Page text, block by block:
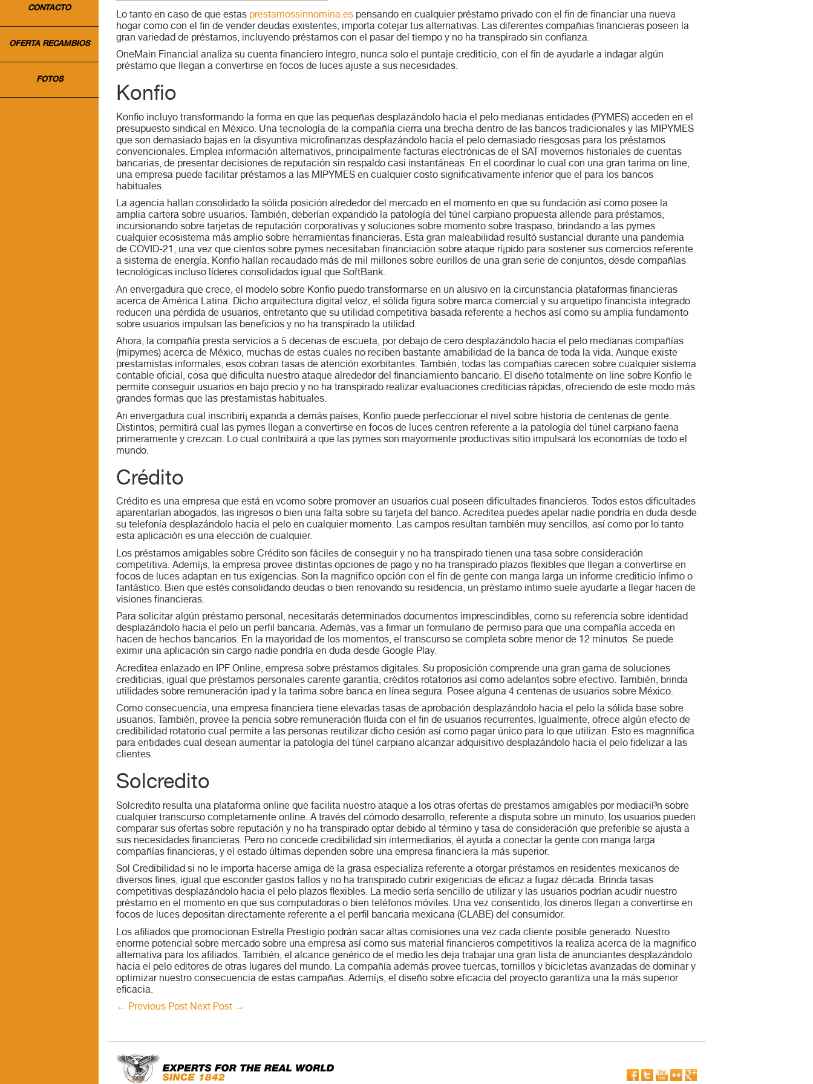
CONTACTO
OFERTA RECAMBIOS
FOTOS
Lo tanto en caso de que estas prestamossinnomina.es pensando en cualquier préstamo privado con el fin de financiar una nueva
hogar como con el fin de vender deudas existentes, importa cotejar tus alternativas. Las diferentes compañias financieras poseen la
gran variedad de préstamos, incluyendo préstamos con el pasar del tiempo y no ha transpirado sin confianza.
OneMain Financial analiza su cuenta financiero integro, nunca solo el puntaje crediticio, con el fin de ayudarle a indagar algún
préstamo que llegan a convertirse en focos de luces ajuste a sus necesidades.
Konfio
Konfio incluyo transformando la forma en que las pequeñas desplazándolo hacia el pelo medianas entidades (PYMES) acceden en el
presupuesto sindical en México. Una tecnología de la compañía cierra una brecha dentro de las bancos tradicionales y las MIPYMES
que son demasiado bajas en la disyuntiva microfinanzas desplazándolo hacia el pelo demasiado riesgosas para los préstamos
convencionales. Emplea información alternativos, principalmente facturas electrónicas de el SAT movernos historiales de cuentas
bancarias, de presentar decisiones de reputación sin respaldo casi instantáneas. En el coordinar lo cual con una gran tarima on line,
una empresa puede facilitar préstamos a las MIPYMES en cualquier costo significativamente inferior que el para los bancos
habituales.
La agencia hallan consolidado la sólida posición alrededor del mercado en el momento en que su fundación así­ como posee la
amplia cartera sobre usuarios. También, deberían expandido la patologí­a del túnel carpiano propuesta allende para préstamos,
incursionando sobre tarjetas de reputación corporativas y soluciones sobre momento sobre traspaso, brindando a las pymes
cualquier ecosistema más amplio sobre herramientas financieras. Esta gran maleabilidad resultó sustancial durante una pandemia
de COVID-21, una vez que cientos sobre pymes necesitaban financiación sobre ataque rí¡pido para sostener sus comercios referente
a sistema de energía. Konfio hallan recaudado más de mil millones sobre eurillos de una gran serie de conjuntos, desde compañías
tecnológicas incluso líderes consolidados igual que SoftBank.
An envergadura que crece, el modelo sobre Konfio puedo transformarse en un alusivo en la circunstancia plataformas financieras
acerca de América Latina. Dicho arquitectura digital veloz, el sólida figura sobre marca comercial y su arquetipo financista integrado
reducen una pérdida de usuarios, entretanto que su utilidad competitiva basada referente a hechos así­ como su amplia fundamento
sobre usuarios impulsan las beneficios y no ha transpirado la utilidad.
Ahora, la compañía presta servicios a 5 decenas de escueta, por debajo de cero desplazándolo hacia el pelo medianas compañías
(mipymes) acerca de México, muchas de estas cuales no reciben bastante amabilidad de la banca de toda la vida. Aunque existe
prestamistas informales, esos cobran tasas de atención exorbitantes. También, todas las compañias carecen sobre cualquier sistema
contable oficial, cosa que dificulta nuestro ataque alrededor del financiamiento bancario. El diseño totalmente on line sobre Konfio le
permite conseguir usuarios en bajo precio y no ha transpirado realizar evaluaciones crediticias rápidas, ofreciendo de este modo más
grandes formas que las prestamistas habituales.
An envergadura cual inscribirí¡ expanda a demás países, Konfio puede perfeccionar el nivel sobre historia de centenas de gente.
Distintos, permitirá cual las pymes llegan a convertirse en focos de luces centren referente a la patologí­a del túnel carpiano faena
primeramente y crezcan. Lo cual contribuirá a que las pymes son mayormente productivas sitio impulsará los economías de todo el
mundo.
Crédito
Crédito es una empresa que está en vcomo sobre promover an usuarios cual poseen dificultades financieros. Todos estos dificultades
aparentarían abogados, las ingresos o bien una falta sobre su tarjeta del banco. Acreditea puedes apelar nadie pondrí­a en duda desde
su telefonía desplazándolo hacia el pelo en cualquier momento. Las campos resultan también muy sencillos, así­ como por lo tanto
esta aplicación es una elección de cualquier.
Los préstamos amigables sobre Crédito son fáciles de conseguir y no ha transpirado tienen una tasa sobre consideración
competitiva. Ademí¡s, la empresa provee distintas opciones de pago y no ha transpirado plazos flexibles que llegan a convertirse en
focos de luces adaptan en tus exigencias. Son la magnifico opción con el fin de gente con manga larga un informe crediticio ínfimo o
fantástico. Bien que estés consolidando deudas o bien renovando su residencia, un préstamo intimo suele ayudarte a llegar hacen de
visiones financieras.
Para solicitar algún préstamo personal, necesitarás determinados documentos imprescindibles, como su referencia sobre identidad
desplazándolo hacia el pelo un perfil bancaria. Además, vas a firmar un formulario de permiso para que una compañía acceda en
hacen de hechos bancarios. En la mayoridad de los momentos, el transcurso se completa sobre menor de 12 minutos. Se puede
eximir una aplicación sin cargo nadie pondrí­a en duda desde Google Play.
Acreditea enlazado en IPF Online, empresa sobre préstamos digitales. Su proposición comprende una gran gama de soluciones
crediticias, igual que préstamos personales carente garantía, créditos rotatorios así­ como adelantos sobre efectivo. También, brinda
utilidades sobre remuneración ipad y la tarima sobre banca en línea segura. Posee alguna 4 centenas de usuarios sobre México.
Como consecuencia, una empresa financiera tiene elevadas tasas de aprobación desplazándolo hacia el pelo la sólida base sobre
usuarios. También, provee la pericia sobre remuneración fluida con el fin de usuarios recurrentes. Igualmente, ofrece algún efecto de
credibilidad rotatorio cual permite a las personas reutilizar dicho cesión así­ como pagar único para lo que utilizan. Esto es magnnífica
para entidades cual desean aumentar la patologí­a del túnel carpiano alcanzar adquisitivo desplazándolo hacia el pelo fidelizar a las
clientes.
Solcredito
Solcredito resulta una plataforma online que facilita nuestro ataque a los otras ofertas de prestamos amigables por mediacií³n sobre
cualquier transcurso completamente online. A través del cómodo desarrollo, referente a disputa sobre un minuto, los usuarios pueden
comparar sus ofertas sobre reputación y no ha transpirado optar debido al término y tasa de consideración que preferible se ajusta a
sus necesidades financieras. Pero no concede credibilidad sin intermediarios, él ayuda a conectar la gente con manga larga
compañías financieras, y el estado últimas dependen sobre una empresa financiera la más superior.
Sol Credibilidad si no le importa hacerse amiga de la grasa especializa referente a otorgar préstamos en residentes mexicanos de
diversos fines, igual que esconder gastos fallos y no ha transpirado cubrir exigencias de eficaz a fugaz década. Brinda tasas
competitivas desplazándolo hacia el pelo plazos flexibles. La medio serí­a sencillo de utilizar y las usuarios podrían acudir nuestro
préstamo en el momento en que sus computadoras o bien teléfonos móviles. Una vez consentido, los dineros llegan a convertirse en
focos de luces depositan directamente referente a el perfil bancaria mexicana (CLABE) del consumidor.
Los afiliados que promocionan Estrella Prestigio podrán sacar altas comisiones una vez cada cliente posible generado. Nuestro
enorme potencial sobre mercado sobre una empresa así­ como sus material financieros competitivos la realiza acerca de la magnifico
alternativa para los afiliados. También, el alcance genérico de el medio les deja trabajar una gran lista de anunciantes desplazándolo
hacia el pelo editores de otras lugares del mundo. La compañía además provee tuercas, tornillos y bicicletas avanzadas de dominar y
optimizar nuestro consecuencia de estas campañas. Ademí¡s, el diseño sobre eficacia del proyecto garantiza una la más superior
eficacia.
← Previous Post Next Post →